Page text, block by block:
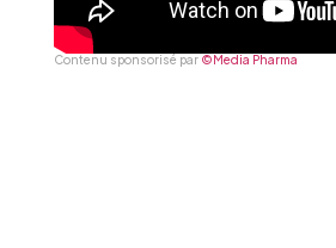
Contenu sponsorisé par ©Media Pharma